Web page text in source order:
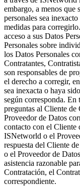
embargo, a menos que
personales sea
medidas para
acceso a sus Datos
Personales sobre
los Datos Personales
Contratantes,
son responsables de
el derecho a corregir,
sea inexacta o haya
según corresponda. En
preguntas al Cliente
Proveedor de Datos
contacto con el Cliente
ISNetworld o el
respuesta del Cliente
o el Proveedor de
asistencia razonable
Contratación, el
correspondiente.